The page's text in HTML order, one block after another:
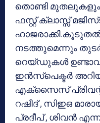
തൊണ്ടി
ഫസ്റ്റ് ക്ലാസ്സ്
നടത്തുമെന്നും
റെയ്ഡുകള്‍
ഇന്‍സ്‌പെക്ടര്‍
എക്‌സൈസ്
റഷീദ് , സിഇഒ
പ്രദീപ് , ശിവന്‍